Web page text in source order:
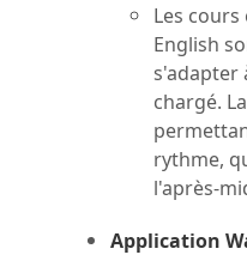
Les
English
s'adapter
chargé.
rythme,
l'après-
Application